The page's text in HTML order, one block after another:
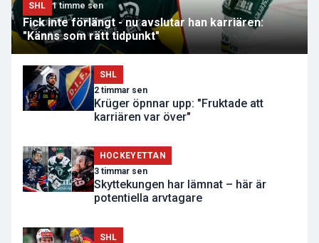
SHL 1 timme sen
Fick inte förlängt - nu avslutar han karriären:
"Känns som rätt tidpunkt"
SHL
2 timmar sen
Krüger öpnnar upp: "Fruktade att
karriären var över"
HOCKEYETTAN
3 timmar sen
Skyttekungen har lämnat – här är
potentiella arvtagare
SHL